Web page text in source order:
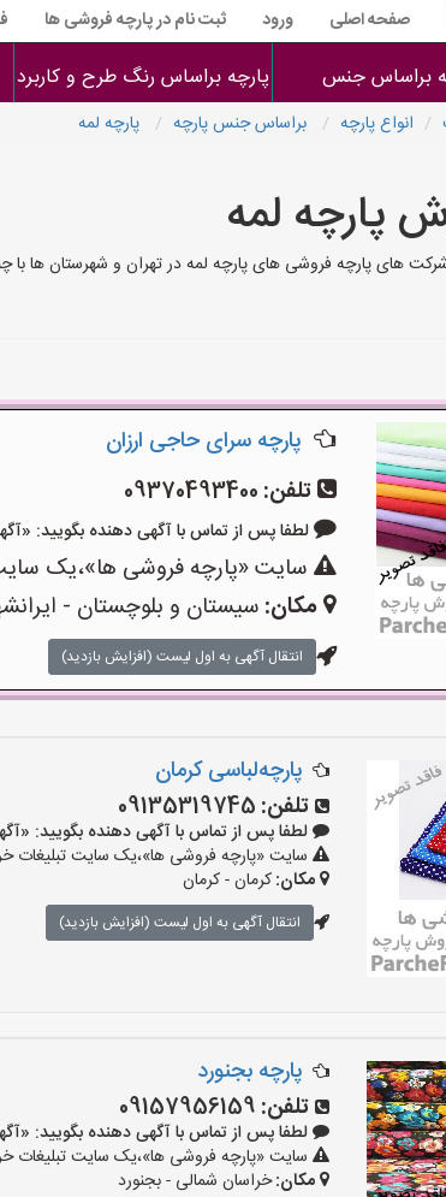
صفحه اصلی ورود ثبت نام در پارچه فروشی ها
براساس جنس پارچه براساس رنگ طرح و کاربرد
انواع پارچه براساس جنس پارچه پارچه لمه
پارچه لمه
های پارچه فروشی های پارچه لمه در تهران و شهرستان ها
پارچه سرای حاجی ارزان
تلفن: 09370493400
لطفا پس از تماس با آگهی دهنده بگویید: «آگهی
سایت «پارچه فروشی ها»،یک
مکان: سیستان و بلوچستان -
انتقال آگهی به اول لیست (افزایش بازدید)
پارچه‌لباسی کرمان
تلفن: 09135319745
لطفا پس از تماس با آگهی دهنده بگویید: «آگهی شما
سایت «پارچه فروشی ها»،یک سایت تبلیغات
مکان:کرمان - کرمان
انتقال آگهی به اول لیست (افزایش بازدید)
پارچه بجنورد
تلفن: 09157956159
لطفا پس از تماس با آگهی دهنده بگویید: «آگهی شما
سایت «پارچه فروشی ها»،یک سایت تبلیغات
مکان:خراسان شمالی - بجنورد